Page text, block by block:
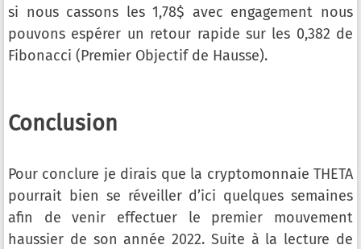
si nous cassons les 1,78$ avec engagement nous
pouvons espérer un retour rapide sur les 0,382 de
Fibonacci (Premier Objectif de Hausse).
Conclusion
Pour conclure je dirais que la cryptomonnaie THETA
pourrait bien se réveiller d’ici quelques semaines
afin de venir effectuer le premier mouvement
haussier de son année 2022. Suite à la lecture de